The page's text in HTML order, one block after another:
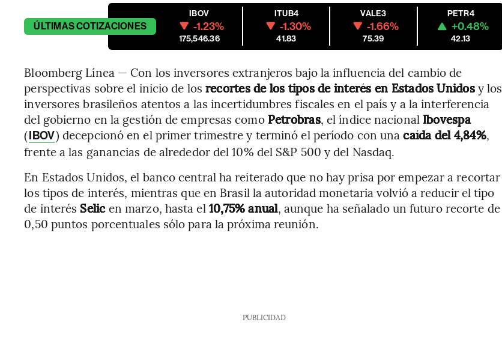
ÚLTIMASCOTIZACIONES
IBOV
-1.23%
175,546.36
ITUB4
-1.30%
41.83
VALE3
-1.66%
75.39
PETR4
+0.48%
42.13
Bloomberg Línea — Con los inversores extranjeros bajo la influencia del cambio de
perspectivas sobre el inicio de los recortes de los tipos de interés en Estados Unidosy los
inversores brasileños atentos a las incertidumbres fiscales en el país y a la interferencia
del gobierno en la gestión de empresas como Petrobras, el índice nacional Ibovespa
(IBOV) decepcionó en el primer trimestre y terminó el período con unacaída del 4,84%,
frente a las ganancias de alrededor del 10% del S&P 500 y del Nasdaq.
En Estados Unidos, el banco central ha reiterado que no hay prisa por empezar a recortar
los tipos de interés, mientras que en Brasil la autoridad monetaria volvió a reducir el tipo
de interés Selicen marzo, hasta el 10,75% anual, aunque ha señalado un futuro recorte de
0,50 puntos porcentuales sólo para la próxima reunión.
PUBLICIDAD